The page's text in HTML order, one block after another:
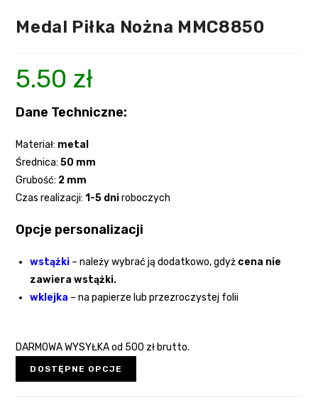
Medal Piłka Nożna MMC8850
5.50 zł
Dane Techniczne:
Materiał: metal
Średnica:50 mm
Grubość: 2 mm
Czas realizacji:1-5 dniroboczych
Opcje personalizacji
wstążki – należy wybrać ją dodatkowo, gdyż cena nie
zawiera wstążki.
wklejka – na papierze lub przezroczystej folii
DARMOWA WYSYŁKA od 500 zł brutto.
DOSTĘPNE OPCJE